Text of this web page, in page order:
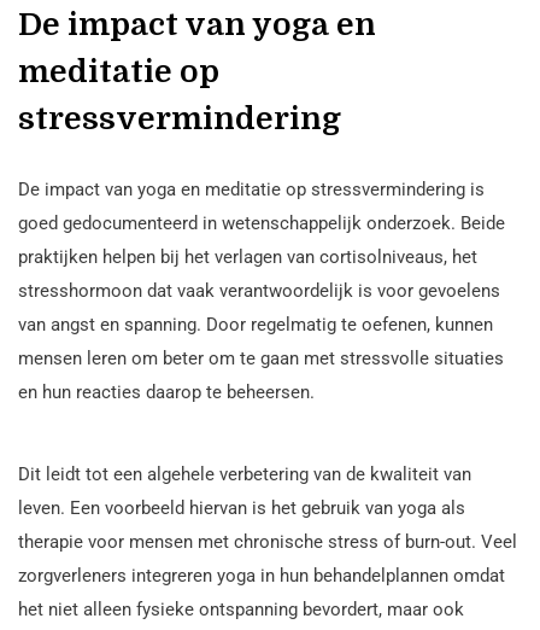
De impact van yoga en
meditatie op
stressvermindering
De impact van yoga en meditatie op stressvermindering is
goed gedocumenteerd in wetenschappelijk onderzoek. Beide
praktijken helpen bij het verlagen van cortisolniveaus, het
stresshormoon dat vaak verantwoordelijk is voor gevoelens
van angst en spanning. Door regelmatig te oefenen, kunnen
mensen leren om beter om te gaan met stressvolle situaties
en hun reacties daarop te beheersen.
Dit leidt tot een algehele verbetering van de kwaliteit van
leven. Een voorbeeld hiervan is het gebruik van yoga als
therapie voor mensen met chronische stress of burn-out. Veel
zorgverleners integreren yoga in hun behandelplannen omdat
het niet alleen fysieke ontspanning bevordert, maar ook